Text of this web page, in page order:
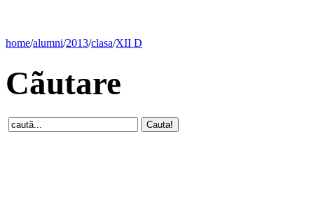
home/alumni/2013/clasa/XII D
Cãutare